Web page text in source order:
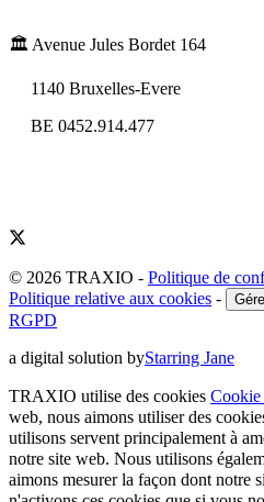
🏛️ Avenue Jules Bordet 164
1140 Bruxelles-Evere
BE 0452.914.477
© 2026 TRAXIO - Politique de
Politique relative aux cookies -
RGPD
a digital solution byStarring Jane
TRAXIO utilise des cookies
web, nous aimons utiliser des
utilisons servent principalement à
notre site web. Nous utilisons
aimons mesurer la façon dont notre